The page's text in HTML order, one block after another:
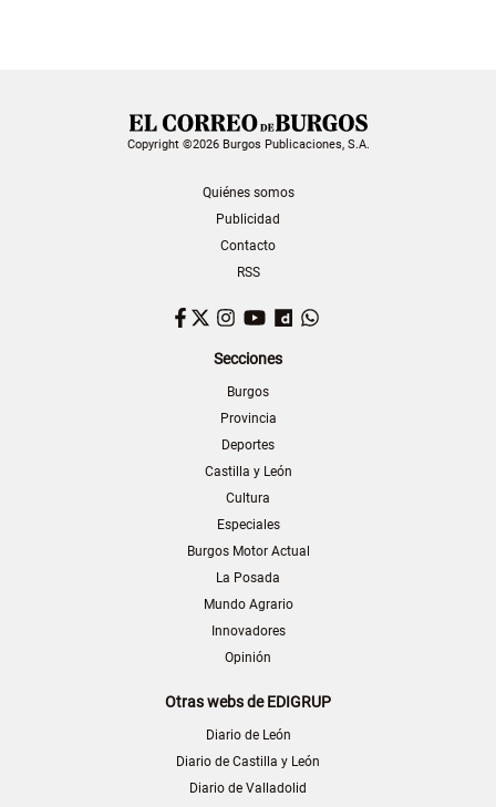
Copyright ©2026 Burgos Publicaciones, S.A.
Quiénes somos
Publicidad
Contacto
RSS
Facebook
TwitterInstagram
YouTubeDailymotion
Secciones
Burgos
Provincia
Deportes
Castilla y León
Cultura
Especiales
Burgos Motor Actual
La Posada
Mundo Agrario
Innovadores
Opinión
Otras webs de EDIGRUP
Diario de León
Diario de Castilla y León
Diario de Valladolid